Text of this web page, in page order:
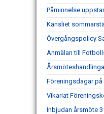
Påminnelse
Kansliet
Övergångspolicy
Anmälan till
Föreningsdagar
Vikariat
Inbjudan årsmöte